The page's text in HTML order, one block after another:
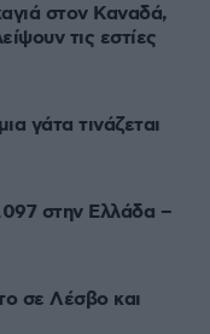
στον Καναδά,
τις εστίες
γάτα τινάζεται
στην Ελλάδα –
σε Λέσβο και